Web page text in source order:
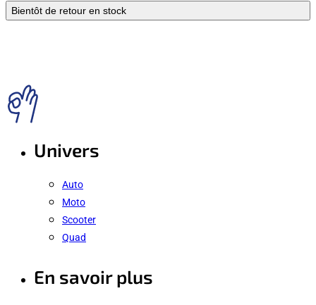
Bientôt de retour en stock
Univers
Auto
Moto
Scooter
Quad
En savoir plus